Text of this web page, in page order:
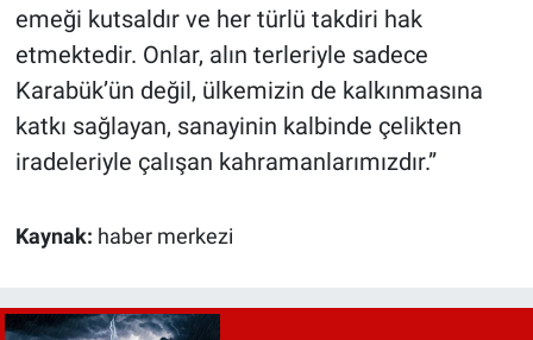
emeği kutsaldır ve her türlü takdiri hak
etmektedir. Onlar, alın terleriyle sadece
Karabük’ün değil, ülkemizin de kalkınmasına
katkı sağlayan, sanayinin kalbinde çelikten
iradeleriyle çalışan kahramanlarımızdır.”
Kaynak: haber merkezi